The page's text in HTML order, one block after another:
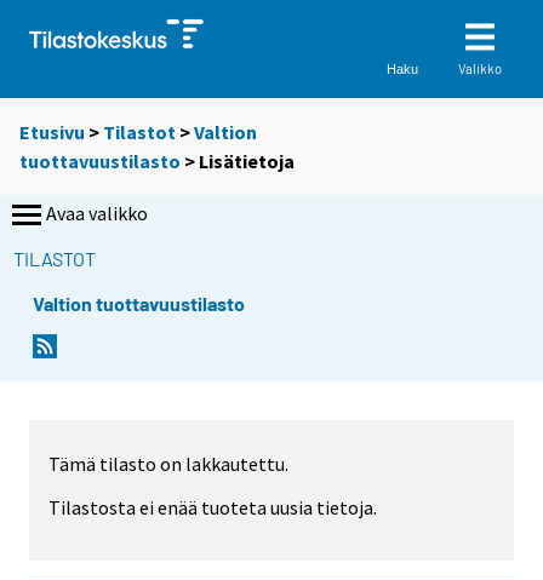
Haku Valikko
Etusivu > Tilastot >Valtion
tuottavuustilasto > Lisätietoja
Avaa valikko
TILASTOT
Valtion tuottavuustilasto
Tämä tilasto on lakkautettu.
Tilastosta ei enää tuoteta uusia tietoja.